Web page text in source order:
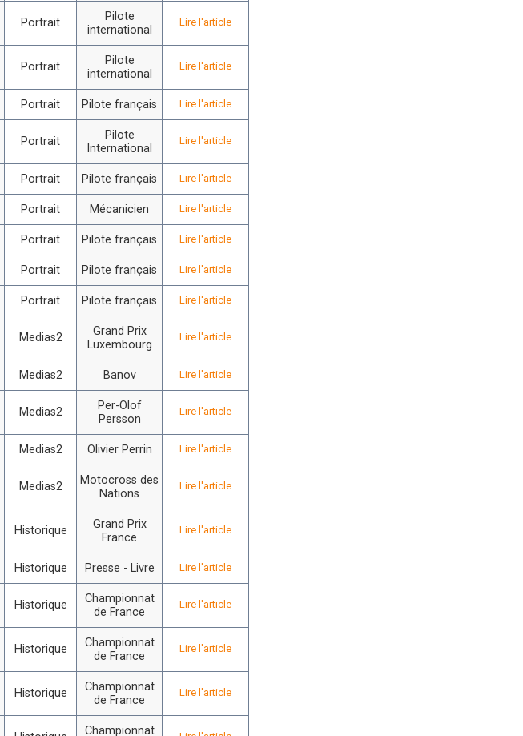
Portrait
Pilote
international
Lire l'article
Portrait
Pilote
international
Lire l'article
Portrait Pilote français Lire l'article
Portrait
Pilote
International
Lire l'article
Portrait Pilote français Lire l'article
Portrait Mécanicien Lire l'article
Portrait Pilote français Lire l'article
Portrait Pilote français Lire l'article
Portrait Pilote français Lire l'article
Medias2
Grand Prix
Luxembourg
Lire l'article
Medias2 Banov Lire l'article
Medias2
Per-Olof
Persson
Lire l'article
Medias2 Olivier Perrin Lire l'article
Medias2
Motocross des
Nations
Lire l'article
Historique
Grand Prix
France
Lire l'article
Historique Presse - Livre Lire l'article
Historique
Championnat
de France
Lire l'article
Historique
Championnat
de France
Lire l'article
Historique
Championnat
de France
Lire l'article
Championnat